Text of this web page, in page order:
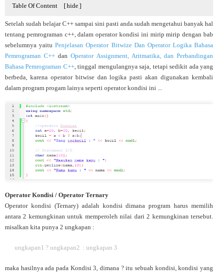
Table Of Content [hide]
Setelah sudah belajar C++ sampai sini pasti anda sudah mengetahui banyak hal
tentang pemrograman c++, dalam operator kondisi ini mirip mirip dengan bab
sebelumnya yaituPenjelasan Operator Bitwize Dan Operator Logika Bahasa
Pemrograman C++ danOperator Assignment, Aritmatika, dan Perbandingan
Bahasa Pemrograman C++, tinggal mengulangnya saja, tetapi sedikit ada yang
berbeda, karena operator bitwise dan logika pasti akan digunakan kembali
dalam program progam lainya seperti operator kondisi ini ...
Operator Kondisi / Operator Ternary
Operator kondisi (Ternary) adalah kondisi dimana program harus memilih
antara 2 kemungkinan untuk memperoleh nilai dari 2 kemungkinan tersebut.
misalkan kita punya 2 ungkapan :
ungkapan1 ? ungkapan2 : ungkapan 3
maka hasilnya ada pada Kondisi 3, dimana ? itu sebuah kondisi, kondisi yang